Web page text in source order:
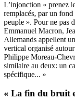
L’injonction « prenez
remplacés, par un
peuple ». Pour ne pas
Emmanuel Macron,
Allemands appellent
vertical organisé
Philippe Moreau-
similaire au deux: un
spécifique... »
« La fin du bruit